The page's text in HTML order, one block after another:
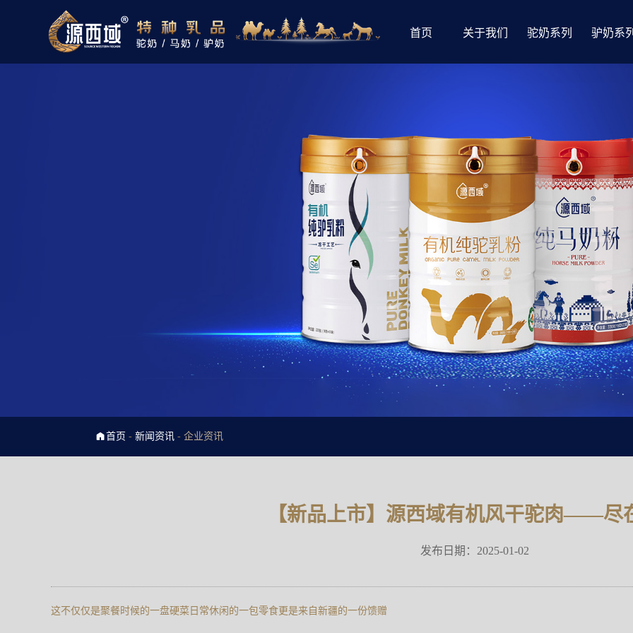
首页 关于我们
企业简介
企业文化
品牌荣誉
驼奶系列
驼奶小知识
驼奶奶源基地
驴奶系
驴奶小知
驴奶奶源
首页 -新闻资讯 -企业资讯
【新品上市】源西域有机风干驼肉——尽
发布日期：2025-01-02
这不仅仅是聚餐时候的一盘硬菜日常休闲的一包零食更是来自新疆的一份馈赠